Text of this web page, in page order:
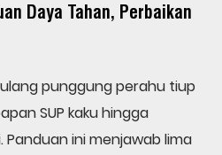
Daya Tahan, Perbaikan
punggung perahu tiup
SUP kaku hingga
Panduan ini menjawab lima